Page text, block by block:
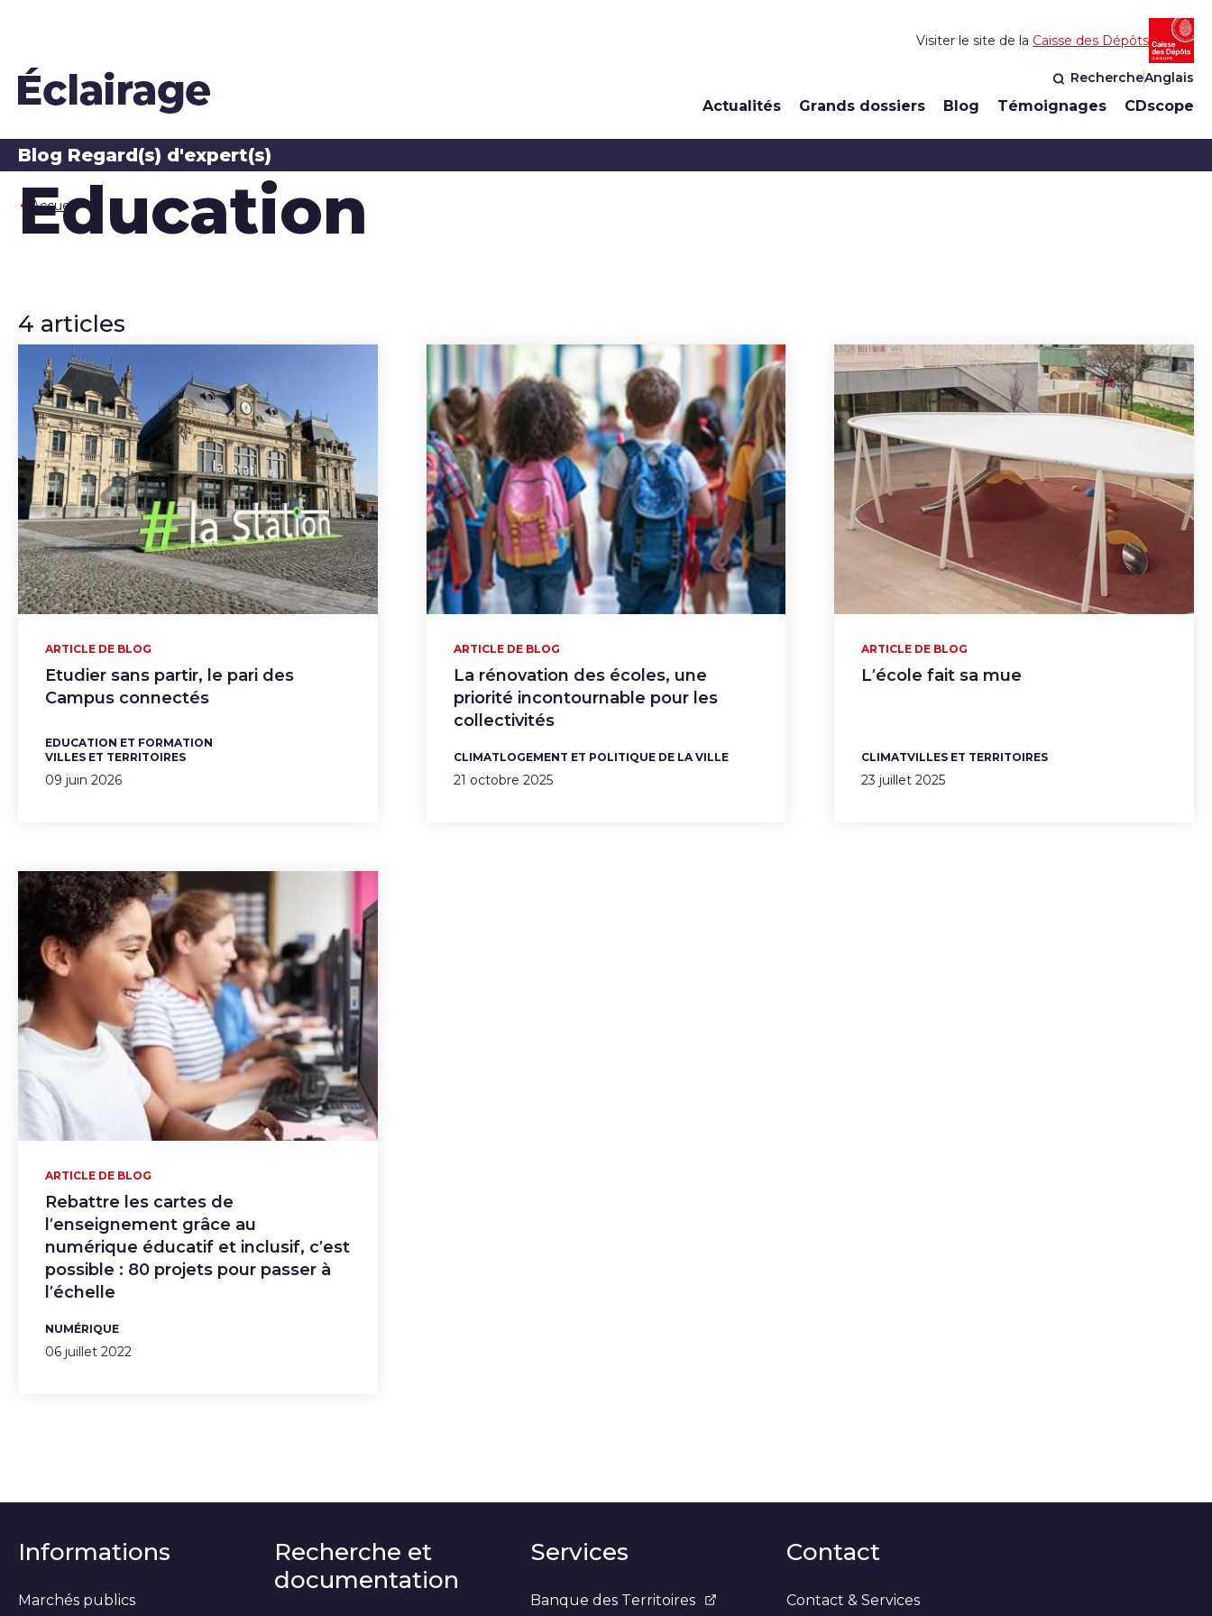
Actualités Grands dossiers Blog Témoignages CDscope
RechercheAnglais
Visiter le site de la Caisse des Dépôts
Blog Regard(s) d'expert(s)
Accueil
Education
4 articles
Etudier sans partir, le pari des
Campus connectés
ARTICLE DE BLOG
EDUCATION ET FORMATION
VILLES ET TERRITOIRES
09 juin 2026
La rénovation des écoles, une
priorité incontournable pour les
collectivités
ARTICLE DE BLOG
CLIMATLOGEMENT ET POLITIQUE DE LA VILLE
21 octobre 2025
L’école fait sa mue
ARTICLE DE BLOG
CLIMATVILLES ET TERRITOIRES
23 juillet 2025
Rebattre les cartes de
l’enseignement grâce au
numérique éducatif et inclusif, c’est
possible : 80 projets pour passer à
l’échelle
ARTICLE DE BLOG
NUMÉRIQUE
06 juillet 2022
Informations
Marchés publics
Recherche et
documentation
Services
Banque des Territoires
Contact
Contact & Services